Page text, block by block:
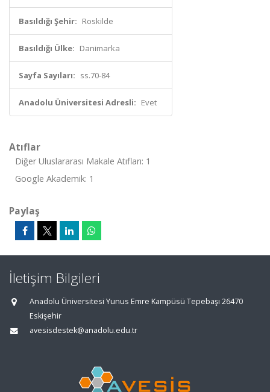
Basıldığı Şehir: Roskilde
Basıldığı Ülke: Danimarka
Sayfa Sayıları: ss.70-84
Anadolu Üniversitesi Adresli: Evet
Atıflar
Diğer Uluslararası Makale Atıfları: 1
Google Akademik: 1
Paylaş
İletişim Bilgileri
Anadolu Üniversitesi Yunus Emre Kampüsü Tepebaşı 26470
Eskişehir
avesisdestek@anadolu.edu.tr